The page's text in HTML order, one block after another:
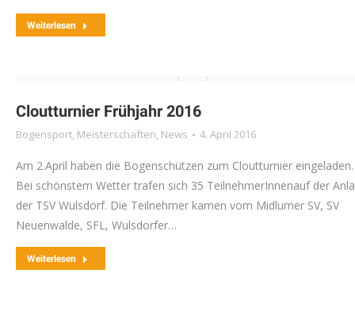
Weiterlesen
Cloutturnier Frühjahr 2016
Bogensport, Meisterschaften, News 4. April 2016
Am 2.April haben die Bogenschützen zum Cloutturnier eingeladen.
Bei schönstem Wetter trafen sich 35 TeilnehmerInnenauf der
der TSV Wulsdorf. Die Teilnehmer kamen vom Midlumer SV, SV
Neuenwalde, SFL, Wulsdorfer…
Weiterlesen